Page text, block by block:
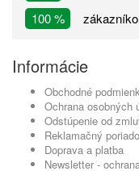
100 %
Informácie
Obchodné
Ochrana osobných
Odstúpenie od
Reklamačný
Doprava a platba
Newsletter -